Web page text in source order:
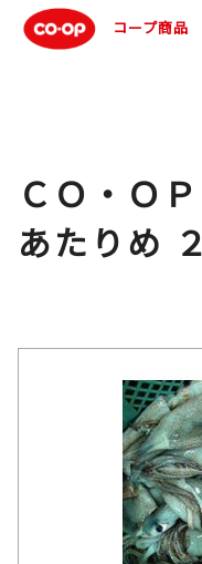
コープ商品
ＣＯ・Ｏ
あたりめ